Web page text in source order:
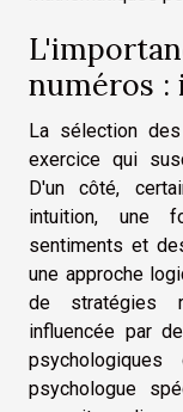
numéros
La sélection
exercice qui
D'un côté,
intuition, une
sentiments et
une approche
de stratégies
influencée par
psychologue